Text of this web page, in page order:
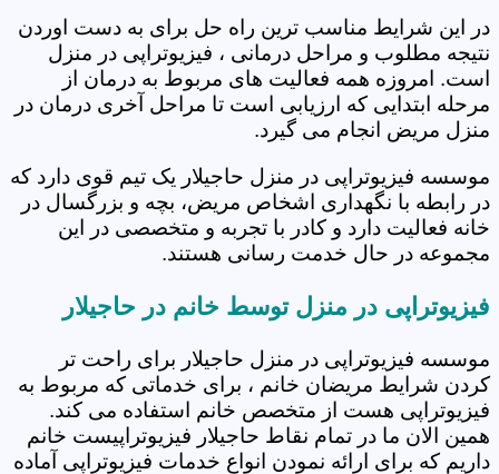
در این شرایط مناسب ترین راه حل برای به دست اوردن
نتیجه مطلوب و مراحل درمانی ، فیزیوتراپی در منزل
است. امروزه همه فعالیت های مربوط به درمان از
مرحله ابتدایی که ارزیابی است تا مراحل آخری درمان در
منزل مریض انجام می گیرد.
موسسه فیزیوتراپی در منزل حاجیلار یک تیم قوی دارد که
در رابطه با نگهداری اشخاص مریض، بچه و بزرگسال در
خانه فعالیت دارد و کادر با تجربه و متخصصی در این
مجموعه در حال خدمت رسانی هستند.
فیزیوتراپی در منزل توسط خانم در حاجیلار
موسسه فیزیوتراپی در منزل حاجیلار برای راحت تر
کردن شرایط مریضان خانم ، برای خدماتی که مربوط به
فیزیوتراپی هست از متخصص خانم استفاده می کند.
همین الان ما در تمام نقاط حاجیلار فیزیوتراپیست خانم
داریم که برای ارائه نمودن انواع خدمات فیزیوتراپی آماده